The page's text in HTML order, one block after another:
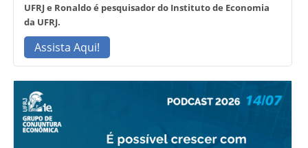
UFRJ e Ronaldo é pesquisador do Instituto de Economia
da UFRJ.
Assista Aqui!